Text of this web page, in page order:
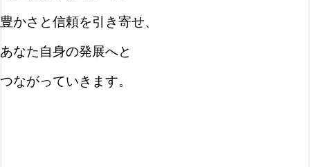
豊かさと信頼を引き寄せ、
あなた自身の発展へと
つながっていきます。